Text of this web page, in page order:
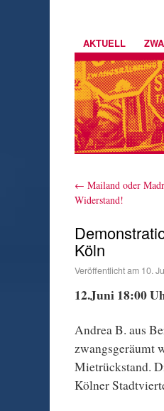
AKTUELL
← Mailand oder
Widerstand!
Köln
Veröffentlicht am 10.
12.Juni 18:00
Andrea B. aus
zwangsgeräumt
Mietrückstand.
Kölner